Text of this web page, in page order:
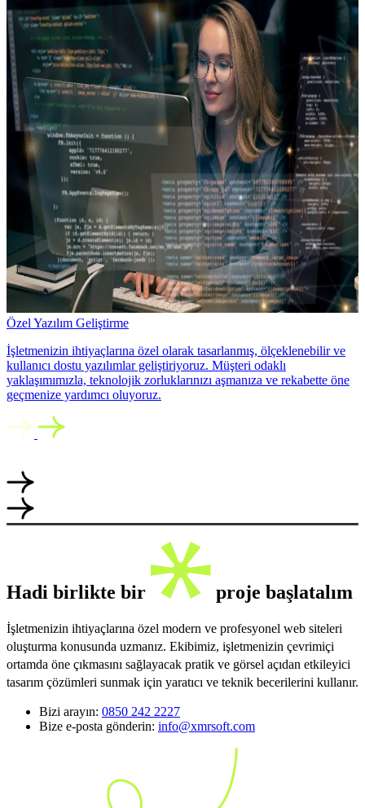
Özel Yazılım Geliştirme
İşletmenizin ihtiyaçlarına özel olarak tasarlanmış, ölçeklenebilir ve
kullanıcı dostu yazılımlar geliştiriyoruz. Müşteri odaklı
yaklaşımımızla, teknolojik zorluklarınızı aşmanıza ve rekabette öne
geçmenize yardımcı oluyoruz.
Hadi birlikte bir proje başlatalım
İşletmenizin ihtiyaçlarına özel modern ve profesyonel web siteleri
oluşturma konusunda uzmanız. Ekibimiz, işletmenizin çevrimiçi
ortamda öne çıkmasını sağlayacak pratik ve görsel açıdan etkileyici
tasarım çözümleri sunmak için yaratıcı ve teknik becerilerini kullanır.
Bizi arayın: 0850 242 2227
Bize e-posta gönderin: info@xmrsoft.com